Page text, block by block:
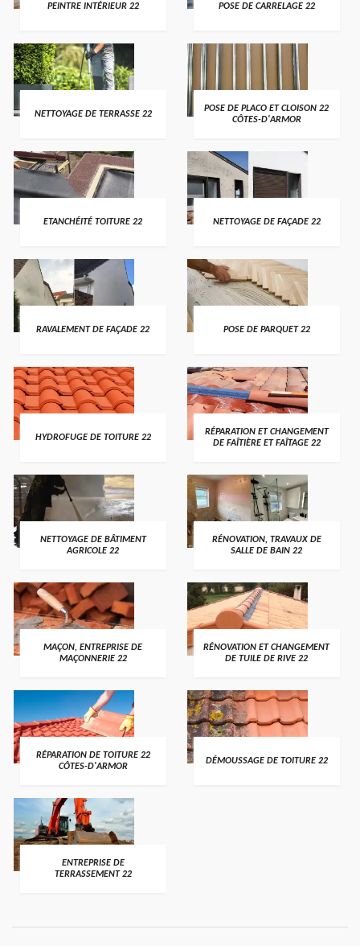
PEINTRE INTÉRIEUR 22 POSE DE CARRELAGE 22
NETTOYAGE DE TERRASSE 22
POSE DE PLACO ET CLOISON 22
CÔTES-D'ARMOR
ETANCHÉITÉ TOITURE 22 NETTOYAGE DE FAÇADE 22
RAVALEMENT DE FAÇADE 22 POSE DE PARQUET 22
HYDROFUGE DE TOITURE 22
RÉPARATION ET CHANGEMENT
DE FAÎTIÈRE ET FAÎTAGE 22
NETTOYAGE DE BÂTIMENT
AGRICOLE 22
RÉNOVATION, TRAVAUX DE
SALLE DE BAIN 22
MAÇON, ENTREPRISE DE
MAÇONNERIE 22
RÉNOVATION ET CHANGEMENT
DE TUILE DE RIVE 22
RÉPARATION DE TOITURE 22
CÔTES-D'ARMOR
DÉMOUSSAGE DE TOITURE 22
ENTREPRISE DE
TERRASSEMENT 22